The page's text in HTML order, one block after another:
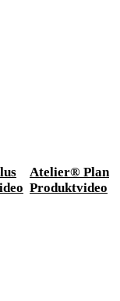
Atelier® Plan
Produktvideo